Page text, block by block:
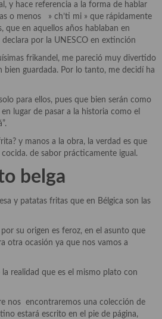
y hace referencia a la forma de hablar
o menos » ch’ti mi » que rápidamente
que en aquellos años hablaban en
por la UNESCO en extinción
frikandel, me pareció muy divertido
guardada. Por lo tanto, me decidí ha
para ellos, pues que bien serán como
lugar de pasar a la historia como el
y manos a la obra, la verdad es que
de sabor prácticamente igual.
belga
y patatas fritas que en Bélgica son las
su origen es feroz, en el asunto que
otra ocasión ya que nos vamos a
realidad que es el mismo plato con
nos encontraremos una colección de
estará escrito en el pie de página,